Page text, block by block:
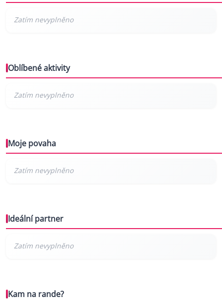
Oblíbené aktivity
Moje povaha
Ideální partner
Kam na rande?